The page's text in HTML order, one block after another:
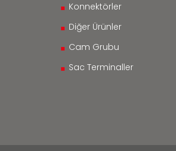
Konnektörler
Diğer Ürünler
Cam Grubu
Sac Terminaller